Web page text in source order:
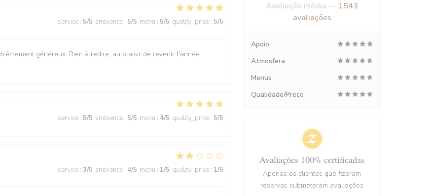
service : 5/5 ambience : 5/5 menu : 5/5 quality_price : 5/5
généreux. Rien à redire, au plaisir de revenir l'année
service : 5/5 ambience : 5/5 menu : 4/5 quality_price : 5/5
service : 3/5 ambience : 4/5 menu : 1/5 quality_price : 1/5
Avaliação média — 1543
avaliações
Apoio
Atmosfera
Menus
Qualidade/Preço
Avaliações 100% certificadas
Apenas os clientes que fizeram
reservas submeteram avaliações